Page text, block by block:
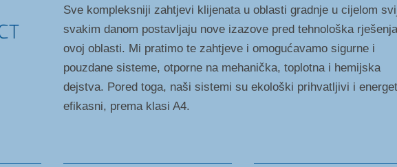
Sve kompleksniji zahtjevi klijenata u oblasti gradnje u cijelom
svakim danom postavljaju nove izazove pred tehnološka
ovoj oblasti. Mi pratimo te zahtjeve i omogućavamo sigurne i
pouzdane sisteme, otporne na mehanička, toplotna i hemijska
dejstva. Pored toga, naši sistemi su ekološki prihvatljivi i
efikasni, prema klasi A4.